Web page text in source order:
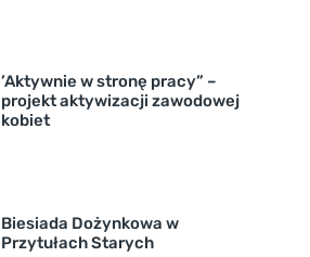
’Aktywnie w stronę pracy” –
projekt aktywizacji zawodowej
kobiet
Biesiada Dożynkowa w
Przytułach Starych